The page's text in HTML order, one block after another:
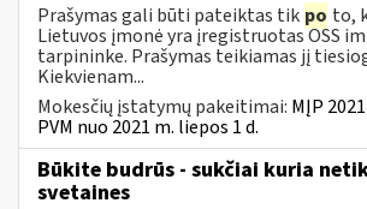
Prašymas gali būti pateiktas tik po to,
Lietuvos įmonė yra įregistruotas OSS
tarpininke. Prašymas teikiamas jį
Kiekvienam...
Mokesčių įstatymų pakeitimai: MĮP
PVM nuo 2021 m. liepos 1 d.
Būkite budrūs - sukčiai kuria
svetaines